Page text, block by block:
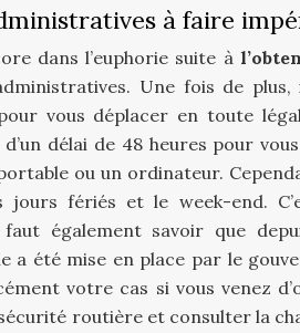
à faire
dans l’euphorie suite à
Une fois de
vous déplacer en toute
délai de 48 heures pour
ou un ordinateur.
jours fériés et le week-end.
également savoir que
a été mise en place par le
votre cas si vous venez
routière et consulter la